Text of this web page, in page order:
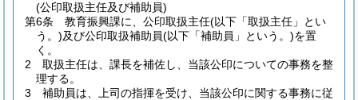
(公印取扱主任及び補助員)
第6条
教育振興課に、公印取扱主任(以下「取扱主任」とい
う。)及び公印取扱補助員(以下「補助員」という。)を置
く。
2
取扱主任は、課長を補佐し、当該公印についての事務を整
理する。
3
補助員は、上司の指揮を受け、当該公印に関する事務に従